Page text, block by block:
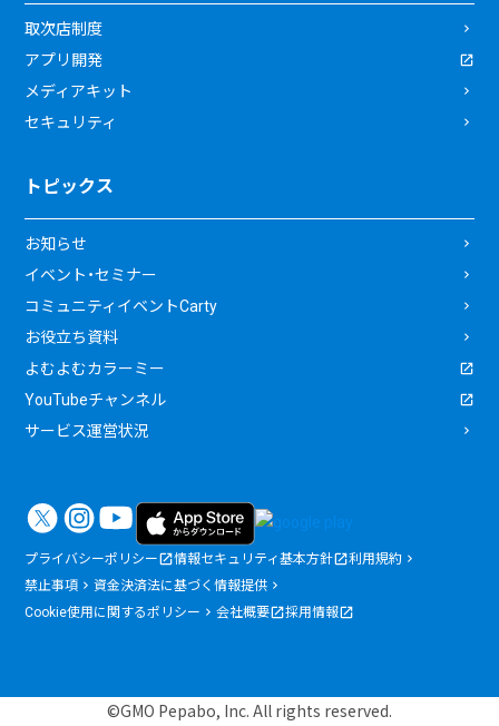
取次店制度
アプリ開発
メディアキット
セキュリティ
トピックス
お知らせ
イベント・セミナー
コミュニティイベントCarty
お役立ち資料
よむよむカラーミー
YouTubeチャンネル
サービス運営状況
プライバシーポリシー 情報セキュリティ基本方針
利用規約
禁止事項
資金決済法に基づく情報提供
Cookie使用に関するポリシー
会社概要 採用情報
©GMO Pepabo, Inc. All rights reserved.